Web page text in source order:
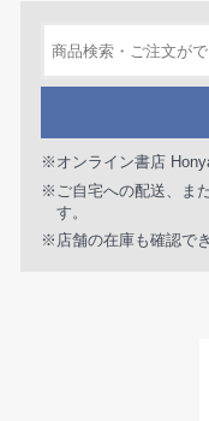
※オンライン書店
※ご自宅への配送、ま
す。
※店舗の在庫も確認で